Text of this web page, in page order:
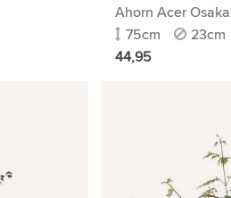
Ahorn Acer
75cm
23cm
44,95